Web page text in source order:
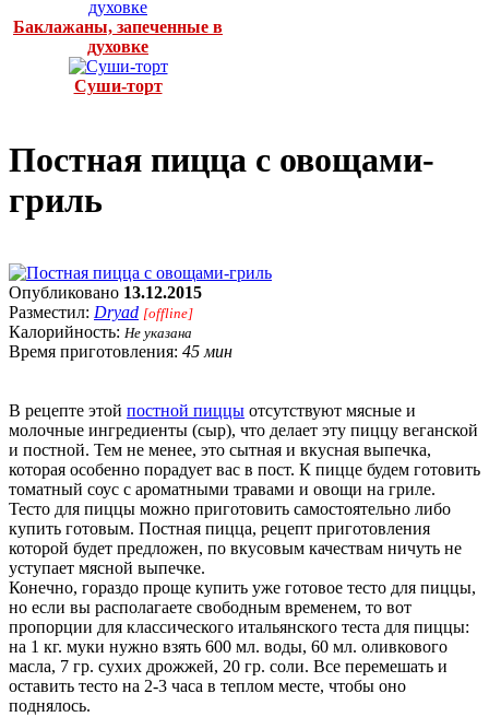
Баклажаны, запеченные в
духовке
Суши-торт
Постная пицца с овощами-
гриль
Опубликовано 13.12.2015
Разместил: Dryad [offline]
Калорийность: Не указана
Время приготовления: 45 мин
В рецепте этой постной пиццы отсутствуют мясные и
молочные ингредиенты (сыр), что делает эту пиццу веганской
и постной. Тем не менее, это сытная и вкусная выпечка,
которая особенно порадует вас в пост. К пицце будем готовить
томатный соус с ароматными травами и овощи на гриле.
Тесто для пиццы можно приготовить самостоятельно либо
купить готовым. Постная пицца, рецепт приготовления
которой будет предложен, по вкусовым качествам ничуть не
уступает мясной выпечке.
Конечно, гораздо проще купить уже готовое тесто для пиццы,
но если вы располагаете свободным временем, то вот
пропорции для классического итальянского теста для пиццы:
на 1 кг. муки нужно взять 600 мл. воды, 60 мл. оливкового
масла, 7 гр. сухих дрожжей, 20 гр. соли. Все перемешать и
оставить тесто на 2-3 часа в теплом месте, чтобы оно
поднялось.